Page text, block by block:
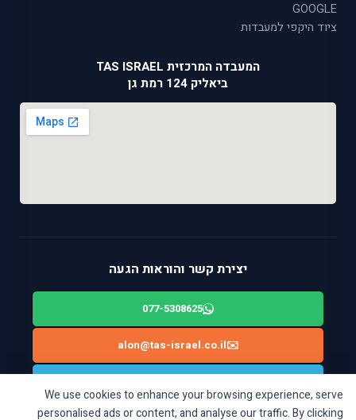
We use cookies to enhance your browsing experience, serve
personalised ads or content, and analyse our traffic. By clicking
GOOGLE
ציוד היקפי למעבדות
המעבדה המרכזית TAS ISRAEL
ביאליק 124 רמת גן
יצירת קשר והוראות הגעה
077-5308625
✉️
alon@tas-israel.co.il